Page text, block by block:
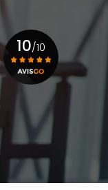
10/10
Voir le certificat